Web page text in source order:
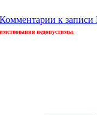
Комментарии к записи
недопустимы.